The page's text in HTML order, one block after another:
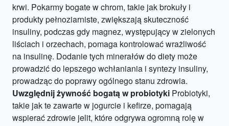
krwi. Pokarmy bogate w chrom, takie jak brokuły i
produkty pełnoziarniste, zwiększają skuteczność
insuliny, podczas gdy magnez, występujący w zielonych
liściach i orzechach, pomaga kontrolować wrażliwość
na insulinę. Dodanie tych minerałów do diety może
prowadzić do lepszego wchłaniania i syntezy insuliny,
prowadząc do poprawy ogólnego stanu zdrowia.
Uwzględnij żywność bogatą w probiotyki Probiotyki,
takie jak te zawarte w jogurcie i kefirze, pomagają
wspierać zdrowie jelit, które odgrywa ogromną rolę w